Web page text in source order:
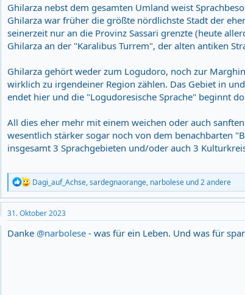
s
:
Ghilarza nebst dem gesamten Umland weist
Ghilarza war früher die größte nördlichste Stadt der
seinerzeit nur an die Provinz Sassari grenzte (heute
Ghilarza an der "Karalibus Turrem", der alten antiken
Ghilarza gehört weder zum Logudoro, noch zur
wirklich zu irgendeiner Region zählen. Das Gebiet in
endet hier und die "Logudoresische Sprache" beginnt
All dies eher mehr mit einem weichen oder auch
wesentlich stärker sogar noch von dem benachbarten
insgesamt 3 Sprachgebieten und/oder auch 3
R
e
a
c
t
i
o
Dagi_auf_Achse,sardegnaorange, narbolese und 2 andere
31. Oktober 2023
Danke @narbolese - was für ein Leben. Und was für